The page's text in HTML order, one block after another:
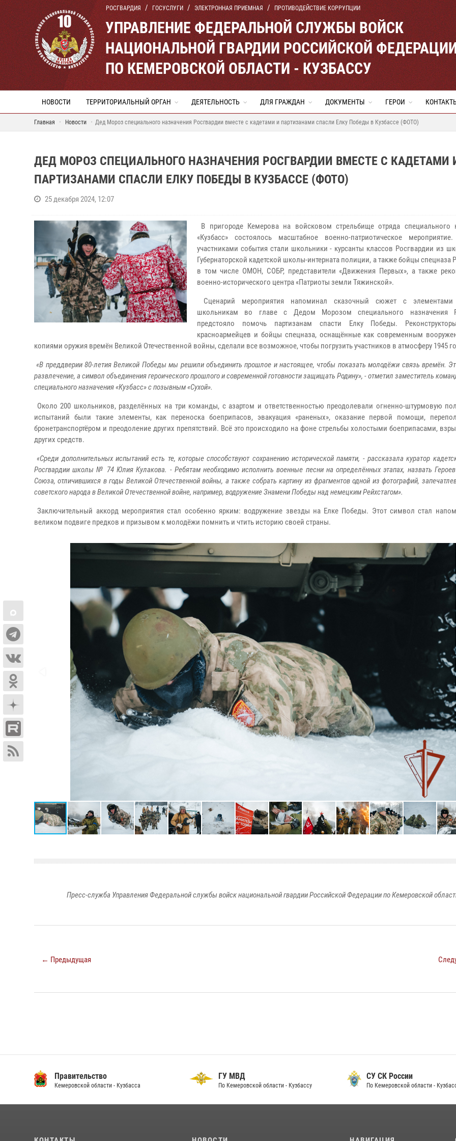
РОСГВАРДИЯ ГОСУСЛУГИ ЭЛЕКТРОННАЯ ПРИЕМНАЯ ПРОТИВОДЕЙСТВИЕ КОРРУПЦИИ
УПРАВЛЕНИЕ ФЕДЕРАЛЬНОЙ СЛУЖБЫ ВОЙСК
НАЦИОНАЛЬНОЙ ГВАРДИИ РОССИЙСКОЙ
ПО КЕМЕРОВСКОЙ ОБЛАСТИ - КУЗБАССУ
НОВОСТИ ТЕРРИТОРИАЛЬНЫЙ ОРГАН ДЕЯТЕЛЬНОСТЬ ДЛЯ ГРАЖДАН ДОКУМЕНТЫ ГЕРОИ
Главная Новости Дед Мороз специального назначения Росгвардии вместе с кадетами и партизанами спасли Елку Победы в Кузбассе (ФОТО)
ДЕД МОРОЗ СПЕЦИАЛЬНОГО НАЗНАЧЕНИЯ РОСГВАРДИИ ВМЕСТЕ С КАДЕТАМИ
ПАРТИЗАНАМИ СПАСЛИ ЕЛКУ ПОБЕДЫ В КУЗБАССЕ (ФОТО)
25 декабря 2024, 12:07
В пригороде Кемерова на войсковом стрельбище отряда специального
«Кузбасс» состоялось масштабное военно-патриотическое
участниками события стали школьники - курсанты классов Росгвардии из
Губернаторской кадетской школы-интерната полиции, а также бойцы спецназа
в том числе ОМОН, СОБР, представители «Движения Первых», а также
военно-исторического центра «Патриоты земли Тяжинской».
Сценарий мероприятия напоминал сказочный сюжет с элементами
школьникам во главе с Дедом Морозом специального назначения
предстояло помочь партизанам спасти Елку Победы.
красноармейцев и бойцы спецназа, оснащённые как современным
копиями оружия времён Великой Отечественной войны, сделали все возможное, чтобы погрузить участников в атмосферу 1945
«В преддверии 80-летия Великой Победы мы решили объединить прошлое и настоящее, чтобы показать молодёжи связь времён.
развлечение, а символ объединения героического прошлого и современной готовности защищать Родину», - отметил заместитель
специального назначения «Кузбасс» с позывным «Сухой».
Около 200 школьников, разделённых на три команды, с азартом и ответственностью преодолевали огненно-штурмовую
испытаний были такие элементы, как переноска боеприпасов, эвакуация «раненых», оказание первой помощи,
бронетранспортёром и преодоление других препятствий. Всё это происходило на фоне стрельбы холостыми боеприпасами,
других средств.
«Среди дополнительных испытаний есть те, которые способствуют сохранению исторической памяти, - рассказала куратор
Росгвардии школы № 74 Юлия Кулакова. - Ребятам необходимо исполнить военные песни на определённых этапах, назвать Героев
Союза, отличившихся в годы Великой Отечественной войны, а также собрать картину из фрагментов одной из фотографий,
советского народа в Великой Отечественной войне, например, водружение Знамени Победы над немецким Рейхстагом».
Заключительный аккорд мероприятия стал особенно ярким: водружение звезды на Елке Победы. Этот символ стал
великом подвиге предков и призывом к молодёжи помнить и чтить историю своей страны.
Пресс-служба Управления Федеральной службы войск национальной гвардии Российской Федерации по Кемеровской
← Предыдущая
Правительство
Кемеровской области - Кузбасса
ГУ МВД
По Кемеровской области - Кузбассу
СУ СК России
По Кемеровской области -